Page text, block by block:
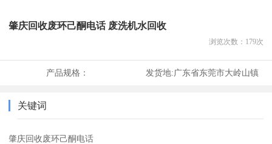
肇庆回收废环己酮电话 废洗机水回收
浏览次数： 179次
产品规格： 发货地:广东省东莞市大岭山镇
关键词
肇庆回收废环己酮电话